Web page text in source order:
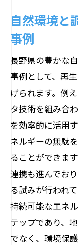
インバ
技術革
インバータ
業界の現状
地元企
技術革
インバ
地域産
地元市
インバ
長野県の
実力とその
自然環境と
事例
長野県の豊かな
事例として、再
げられます。例
タ技術を組み合
を効率的に活用
ネルギーの無駄
ることができま
連携も進んでお
る試みが行われ
持続可能なエネ
テップであり、
でなく、環境保